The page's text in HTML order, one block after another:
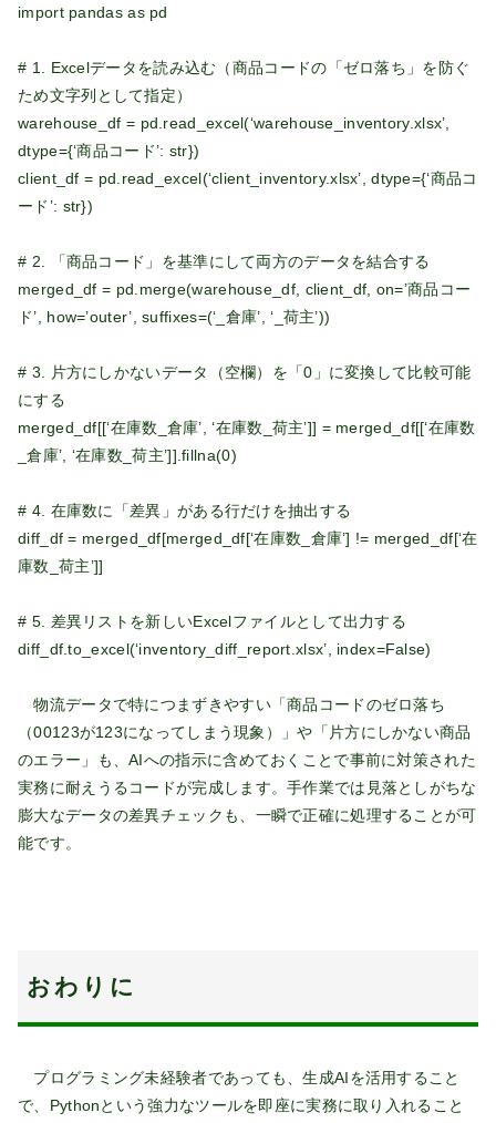
import pandas as pd
# 1. Excelデータを読み込む（商品コードの「ゼロ落ち」を防ぐ
ため文字列として指定）
warehouse_df = pd.read_excel(‘warehouse_inventory.xlsx’,
dtype={‘商品コード’: str})
client_df = pd.read_excel(‘client_inventory.xlsx’, dtype={‘商品コ
ード’: str})
# 2. 「商品コード」を基準にして両方のデータを結合する
merged_df = pd.merge(warehouse_df, client_df, on=’商品コー
ド’, how=’outer’, suffixes=(‘_倉庫’, ‘_荷主’))
# 3. 片方にしかないデータ（空欄）を「0」に変換して比較可能
にする
merged_df[[‘在庫数_倉庫’, ‘在庫数_荷主’]] = merged_df[[‘在庫数
_倉庫’, ‘在庫数_荷主’]].fillna(0)
# 4. 在庫数に「差異」がある行だけを抽出する
diff_df = merged_df[merged_df[‘在庫数_倉庫’] != merged_df[‘在
庫数_荷主’]]
# 5. 差異リストを新しいExcelファイルとして出力する
diff_df.to_excel(‘inventory_diff_report.xlsx’, index=False)
物流データで特につまずきやすい「商品コードのゼロ落ち
（00123が123になってしまう現象）」や「片方にしかない商品
のエラー」も、AIへの指示に含めておくことで事前に対策された
実務に耐えうるコードが完成します。手作業では見落としがちな
膨大なデータの差異チェックも、一瞬で正確に処理することが可
能です。
おわりに
プログラミング未経験者であっても、生成AIを活用すること
で、Pythonという強力なツールを即座に実務に取り入れること